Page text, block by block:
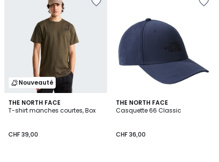
appliquée.
Nouveauté
THE NORTH FACE
T-shirt manches courtes, Box
CHF 39,00
THE NORTH FACE
Casquette 66 Classic
CHF 36,00
5
/